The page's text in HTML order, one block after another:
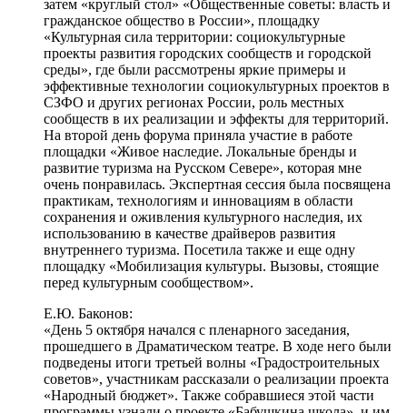
затем «круглый стол» «Общественные советы: власть и
гражданское общество в России», площадку
«Культурная сила территории: социокультурные
проекты развития городских сообществ и городской
среды», где были рассмотрены яркие примеры и
эффективные технологии социокультурных проектов в
СЗФО и других регионах России, роль местных
сообществ в их реализации и эффекты для территорий.
На второй день форума приняла участие в работе
площадки «Живое наследие. Локальные бренды и
развитие туризма на Русском Севере», которая мне
очень понравилась. Экспертная сессия была посвящена
практикам, технологиям и инновациям в области
сохранения и оживления культурного наследия, их
использованию в качестве драйверов развития
внутреннего туризма. Посетила также и еще одну
площадку «Мобилизация культуры. Вызовы, стоящие
перед культурным сообществом».
Е.Ю. Баконов:
«День 5 октября начался с пленарного заседания,
прошедшего в Драматическом театре. В ходе него были
подведены итоги третьей волны «Градостроительных
советов», участникам рассказали о реализации проекта
«Народный бюджет». Также собравшиеся этой части